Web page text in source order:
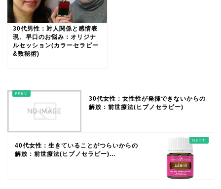
30代男性：対人関係と感情表
現、早口のお悩み：オリジナ
ルセッション(カラーセラピー
&数秘術)
30代女性：女性性が発揮できないからの
解放：前世療法(ヒプノセラピー)
40代女性：生きていることがつらいからの
解放：前世療法(ヒプノセラピー)...